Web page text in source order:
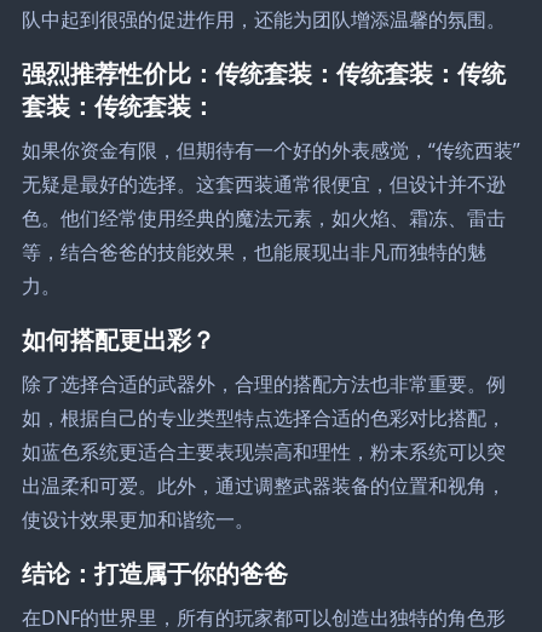
队中起到很强的促进作用，还能为团队增添温馨的氛围。
强烈推荐性价比：传统套装：传统套装：传统
套装：传统套装：
如果你资金有限，但期待有一个好的外表感觉，“传统西装”
无疑是最好的选择。这套西装通常很便宜，但设计并不逊
色。他们经常使用经典的魔法元素，如火焰、霜冻、雷击
等，结合爸爸的技能效果，也能展现出非凡而独特的魅
力。
如何搭配更出彩？
除了选择合适的武器外，合理的搭配方法也非常重要。例
如，根据自己的专业类型特点选择合适的色彩对比搭配，
如蓝色系统更适合主要表现崇高和理性，粉末系统可以突
出温柔和可爱。此外，通过调整武器装备的位置和视角，
使设计效果更加和谐统一。
结论：打造属于你的爸爸
在DNF的世界里，所有的玩家都可以创造出独特的角色形